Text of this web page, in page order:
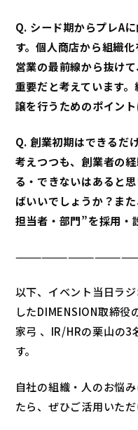
Q. シード期からプレA
す。個人商店から組織
営業の最前線から抜け
重要だと考えています
譲を行うためのポイン
Q. 創業初期はできるだ
考えつつも、創業者の
る・できないはあると
ばいいでしょうか？ また
担当者・部門”を採用・
以下、イベント当日ラ
したDIMENSION取締
家弓 、IR/HRの栗山の3
す。
自社の組織・人のお悩
たら、ぜひご活用いただ